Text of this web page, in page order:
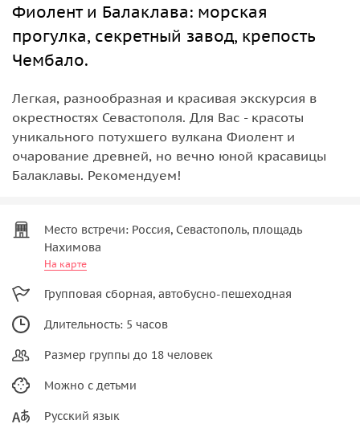
Фиолент и Балаклава: морская
прогулка, секретный завод, крепость
Чембало.
Легкая, разнообразная и красивая экскурсия в
окрестностях Севастополя. Для Вас - красоты
уникального потухшего вулкана Фиолент и
очарование древней, но вечно юной красавицы
Балаклавы. Рекомендуем!
Место встречи: Россия, Севастополь, площадь
Нахимова
На карте
Групповая сборная, автобусно-пешеходная
Длительность: 5 часов
Размер группы до 18 человек
Можно с детьми
Русский язык